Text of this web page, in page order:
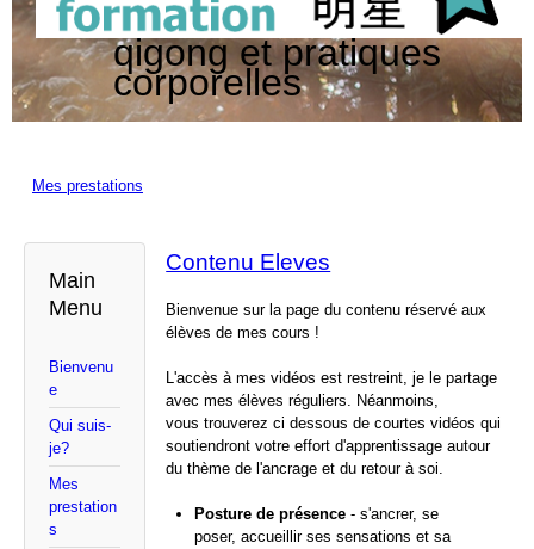
qigong et pratiques
corporelles
Mes prestations
Main
Menu
Bienvenu
e
Qui suis-
je?
Mes
prestation
s
Contenu Eleves
Bienvenue sur la page du contenu réservé aux
élèves de mes cours !
L'accès à mes vidéos est restreint, je le partage
avec mes élèves réguliers. Néanmoins,
vous trouverez ci dessous de courtes vidéos qui
soutiendront votre effort d'apprentissage autour
du thème de l'ancrage et du retour à soi.
Posture de présence - s'ancrer, se
poser, accueillir ses sensations et sa